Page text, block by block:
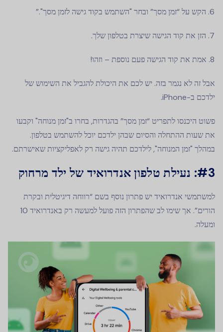
הקש על “זמן מסך” ובחר "השתמש בקוד גישה לזמן מסך".”
הזן את קוד הגישה שיצרת בטלפון שלך.
אמת את קוד הגישה פעם נוספת – וזהו!
אבל זה לא נגמר בזה. יש לכם את היכולת להגביל את השימוש של
ילדכם ב-iPhone.
פשוט היכנסו לתפריט “זמן מסך” בהגדרות, בחרו ב"זמן מנוחה" וקבעו
את שעות ההתחלה והסיום שבהן ילדכם יוכל להשתמש בטלפון.
במהלך "זמן המנוחה", לילדכם תהיה גישה רק לאפליקציות שאישרתם.
#3: נעילת טלפון אנדרואיד של ילד מרחוק
למשתמשי אנדרואיד יש פתרון נוסף בשם “רווחה דיגיטלית ובקרת
הורים”. אך שימו לב שהפתרון הזה פועל למעשה רק באנדרואיד 10
ומעלה.